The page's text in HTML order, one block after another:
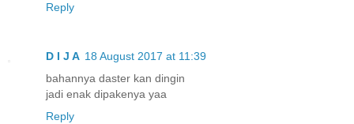
Reply
D I J A 18 August 2017 at 11:39
bahannya daster kan dingin
jadi enak dipakenya yaa
Reply